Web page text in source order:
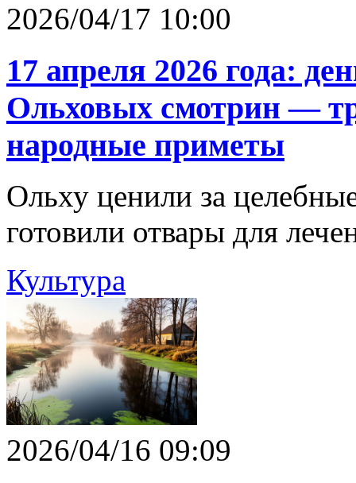
2026/04/17 10:00
17 апреля 2026 года:
Ольховых смотрин —
народные приметы
Ольху ценили за
готовили отвары для
Культура
2026/04/16 09:09